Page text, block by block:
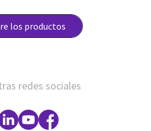
los productos
redes sociales